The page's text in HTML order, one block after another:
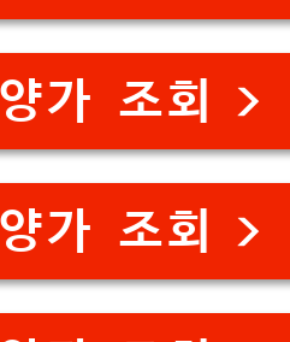
가 조회 >
가 조회 >